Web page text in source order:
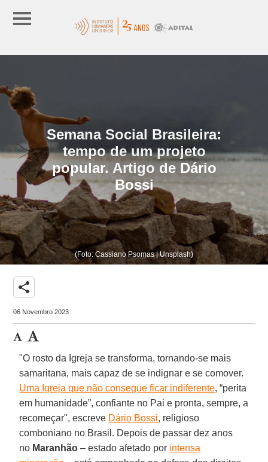
Semana Social Brasileira:
tempo de um projeto
popular. Artigo de Dário
Bossi
(Foto: Cassiano Psomas | Unsplash)
share
06 Novembro 2023
"O rosto da Igreja se transforma, tornando-se mais
samaritana, mais capaz de se indignar e se comover.
Uma Igreja que não consegue ficar indiferente, “perita
em humanidade”, confiante no Pai e pronta, sempre, a
recomeçar", escreve Dário Bossi, religioso
comboniano no Brasil. Depois de passar dez anos
no Maranhão – estado afetado por intensa